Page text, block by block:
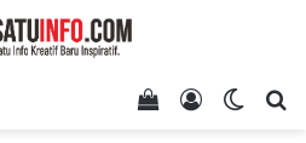
Switch
Log In
View your